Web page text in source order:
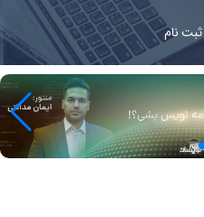
ثبت نام